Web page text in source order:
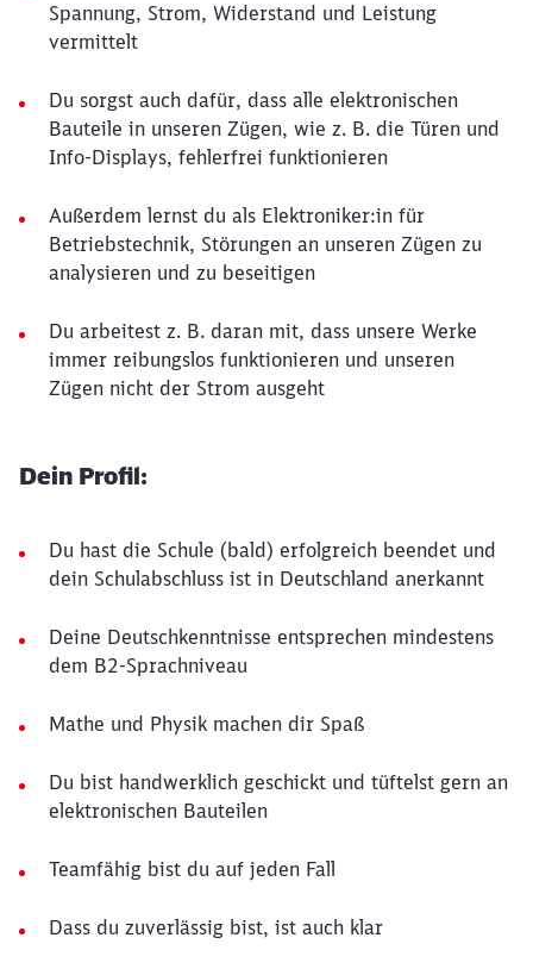
Spannung, Strom, Widerstand und Leistung
vermittelt
Du sorgst auch dafür, dass alle elektronischen
Bauteile in unseren Zügen, wie z. B. die Türen und
Info-Displays, fehlerfrei funktionieren
Außerdem lernst du als Elektroniker:in für
Betriebstechnik, Störungen an unseren Zügen zu
analysieren und zu beseitigen
Du arbeitest z. B. daran mit, dass unsere Werke
immer reibungslos funktionieren und unseren
Zügen nicht der Strom ausgeht
Dein Profil:
Du hast die Schule (bald) erfolgreich beendet und
dein Schulabschluss ist in Deutschland anerkannt
Deine Deutschkenntnisse entsprechen mindestens
dem B2-Sprachniveau
Mathe und Physik machen dir Spaß
Du bist handwerklich geschickt und tüftelst gern an
elektronischen Bauteilen
Teamfähig bist du auf jeden Fall
Dass du zuverlässig bist, ist auch klar